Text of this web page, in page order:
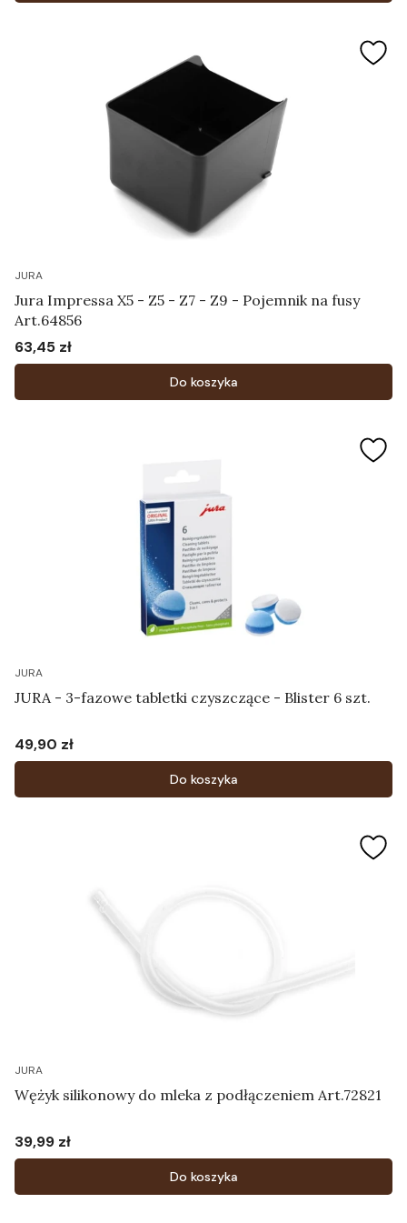
JURA
Jura Impressa X5 - Z5 - Z7 - Z9 - Pojemnik na fusy
Art.64856
Cena
63,45 zł
Do koszyka
JURA
JURA - 3-fazowe tabletki czyszczące - Blister 6 szt.
Cena
49,90 zł
Do koszyka
JURA
Wężyk silikonowy do mleka z podłączeniem Art.72821
Cena
39,99 zł
Do koszyka